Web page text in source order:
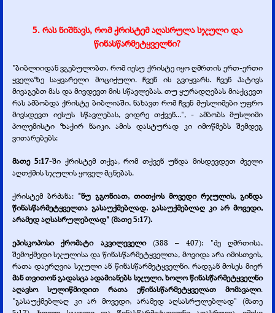
5. რას ნიშნავს, რომ ქრისტემ აღასრულა სჯული და
წინასწარმეტყველნი?
"ბიბლიიდან ვგებულობთ, რომ იესუ ქრისტე იყო ღმრთის ერთ-ერთი
ყველაზე საყვარელი მოციქული. ჩვენ ის გვიყვარს. ჩვენ პატივს
მივაგებთ მას და მივდევთ მის სწავლებას. თუ ყურადღებას მიაქცევთ
რას ამბობდა ქრისტე ბიბლიაში, ნახავთ რომ ჩვენ მუსლიმები უფრო
მივსდევთ იესუს სწავლებას, ვიდრე თქვენ...", - ამბობს მუსლიმი
პოლემისტი ზაქირ ნაიკი. ამის დასტურად კი იმოწმებს შემდეგ
ვითარებებს:
მათე 5:17-ში ქრისტემ თქვა, რომ თქვენ უნდა მისდევდეთ ძველი
აღთქმის სჯულის ყოველ მცნებას.
ქრისტემ ბრძანა: "ნუ გგონიათ, თითქოს მოვედი რჯულის, გინდა
წინასწარმეტყველთა გასაუქმებლად. გასაუქმებლაღ კი არ მოვედი,
არამედ აღსასრულებლად" (მათე 5:17).
ეპისკოპოსი ქრომატი აკვილეველი
(388 – 407): "ძე ღმრთისა,
შემოქმედი სჯულისა და წინასწარმეტყველთა, მოვიდა არა იმისთვის,
რათა დაერღვია სჯული ან წინასწარმეტყველნი. რადგან მოსეს მიერ
მან თვითონ გადასცა ადამიანებს სჯული, ხოლო წინასწარმეტყველნი
აღავსო სულიწმიდით რათა ეწინასწარმეტყველათ მომავალი.
"გასაუქმებლაღ კი არ მოვედი, არამედ აღსასრულებლად" (მათე